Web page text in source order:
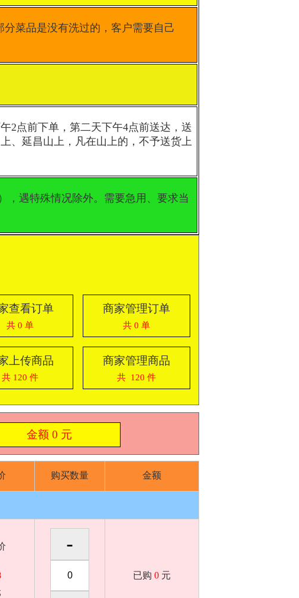
菜品是没有洗过的，客户需要自己
2点前下单，第二天下午4点前送达，送
、延昌山上，凡在山上的，不予送货上
，遇特殊情况除外。需要急用、要求当
查看订单
共 0 单
商家管理订单
共 0 单
上传商品
共 120 件
商家管理商品
共 120 件
金额0 元
购买数量 金额
已购 0 元